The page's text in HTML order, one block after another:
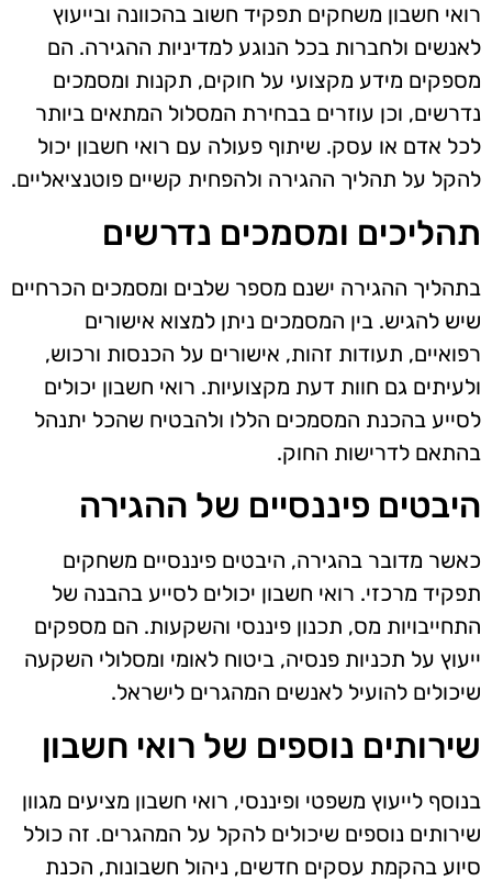
רואי חשבון משחקים תפקיד חשוב בהכוונה ובייעוץ
לאנשים ולחברות בכל הנוגע למדיניות ההגירה. הם
מספקים מידע מקצועי על חוקים, תקנות ומסמכים
נדרשים, וכן עוזרים בבחירת המסלול המתאים ביותר
לכל אדם או עסק. שיתוף פעולה עם רואי חשבון יכול
להקל על תהליך ההגירה ולהפחית קשיים פוטנציאליים.
תהליכים ומסמכים נדרשים
בתהליך ההגירה ישנם מספר שלבים ומסמכים הכרחיים
שיש להגיש. בין המסמכים ניתן למצוא אישורים
רפואיים, תעודות זהות, אישורים על הכנסות ורכוש,
ולעיתים גם חוות דעת מקצועיות. רואי חשבון יכולים
לסייע בהכנת המסמכים הללו ולהבטיח שהכל יתנהל
בהתאם לדרישות החוק.
היבטים פיננסיים של ההגירה
כאשר מדובר בהגירה, היבטים פיננסיים משחקים
תפקיד מרכזי. רואי חשבון יכולים לסייע בהבנה של
התחייבויות מס, תכנון פיננסי והשקעות. הם מספקים
ייעוץ על תכניות פנסיה, ביטוח לאומי ומסלולי השקעה
שיכולים להועיל לאנשים המהגרים לישראל.
שירותים נוספים של רואי חשבון
בנוסף לייעוץ משפטי ופיננסי, רואי חשבון מציעים מגוון
שירותים נוספים שיכולים להקל על המהגרים. זה כולל
סיוע בהקמת עסקים חדשים, ניהול חשבונות, הכנת